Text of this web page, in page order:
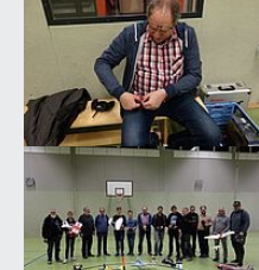
Show larger version for: